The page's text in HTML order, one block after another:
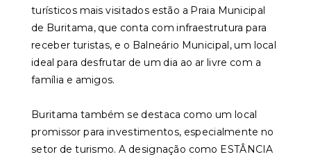
turísticos mais visitados estão a Praia Municipal
de Buritama, que conta com infraestrutura para
receber turistas, e o Balneário Municipal, um local
ideal para desfrutar de um dia ao ar livre com a
família e amigos.
Buritama também se destaca como um local
promissor para investimentos, especialmente no
setor de turismo. A designação como ESTÂNCIA